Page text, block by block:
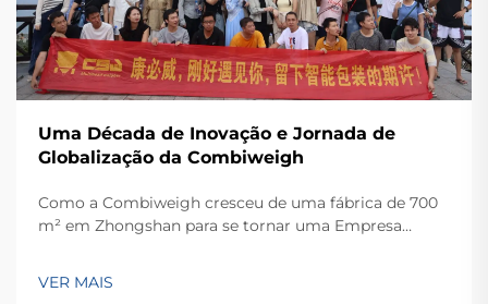
Uma Década de Inovação e Jornada de
Globalização da Combiweigh
Como a Combiweigh cresceu de uma fábrica de 700
m² em Zhongshan para se tornar uma Empresa
pesagem — solicite ainda hoje uma consulta global
VER MAIS